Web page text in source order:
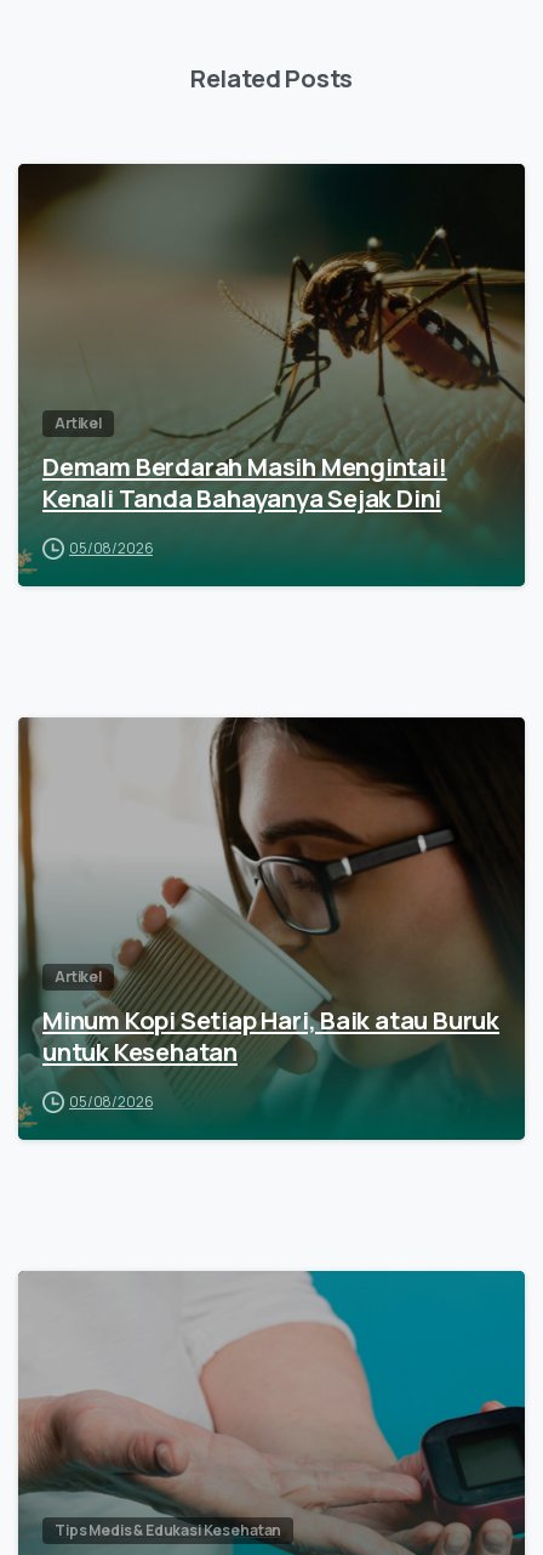
Related Posts
Artikel
Demam Berdarah Masih Mengintai!
Kenali Tanda Bahayanya Sejak Dini
05/08/2026
Artikel
Minum Kopi Setiap Hari, Baik atau Buruk
untuk Kesehatan
05/08/2026
Tips Medis & Edukasi Kesehatan